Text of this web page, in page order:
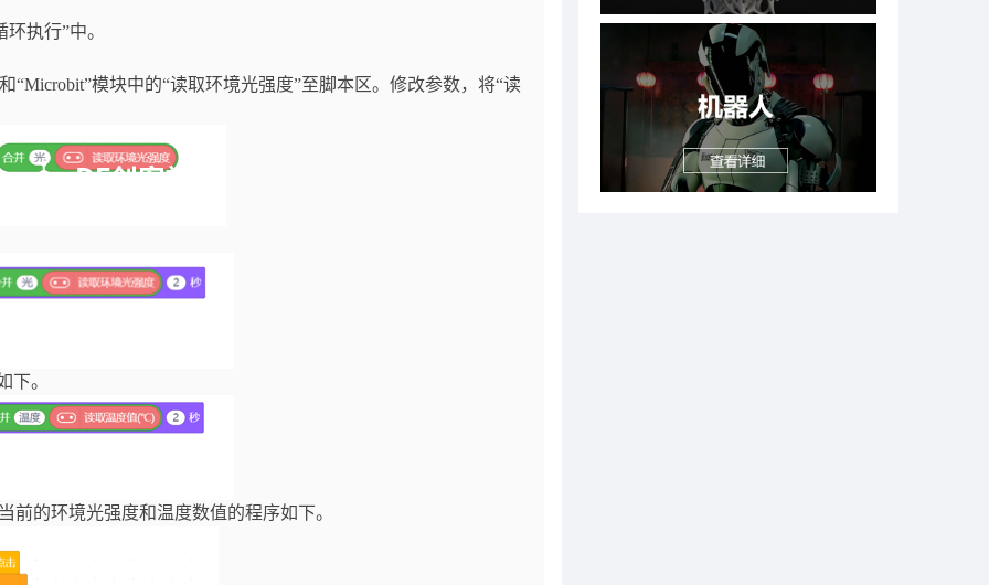
执行”中。
“Microbit”模块中的“读取环境光强度”至脚本区。修改参数，将“读
。
的环境光强度和温度数值的程序如下。